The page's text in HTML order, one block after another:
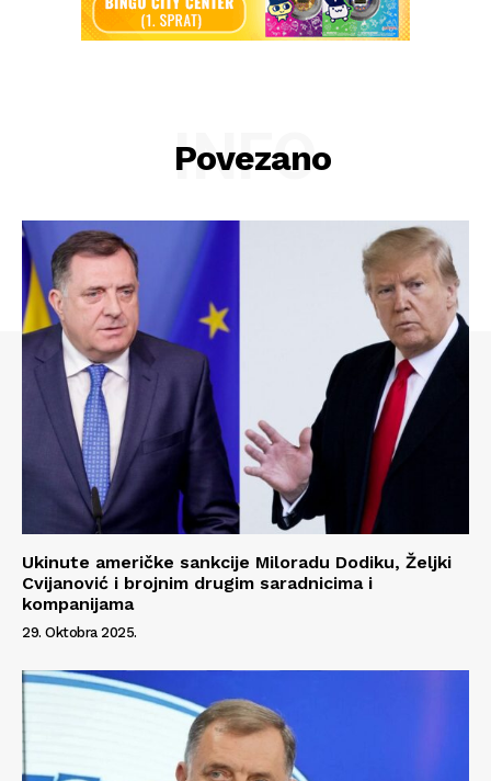
Povezano
INFO
Ukinute američke sankcije Miloradu Dodiku, Željki
Cvijanović i brojnim drugim saradnicima i
kompanijama
29. Oktobra 2025.